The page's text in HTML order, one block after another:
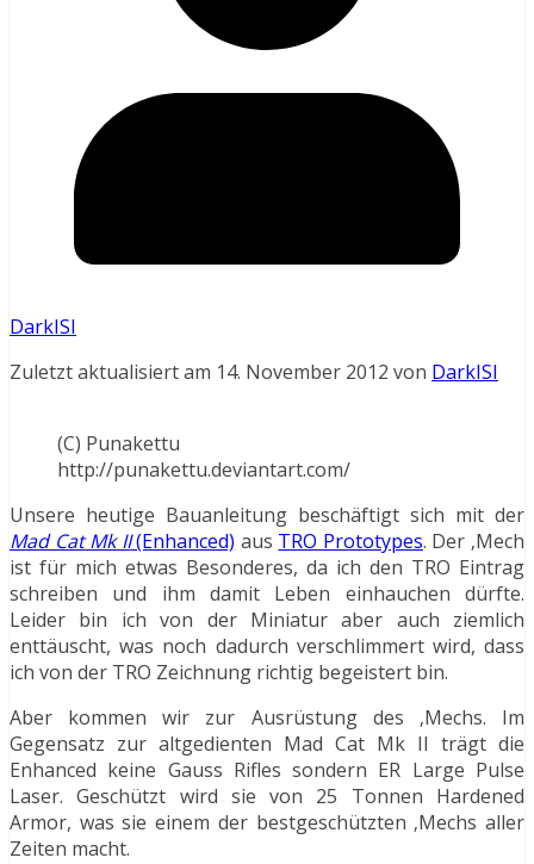
DarkISI
Zuletzt aktualisiert am 14. November 2012 von DarkISI
(C) Punakettu
http://punakettu.deviantart.com/
Unsere heutige Bauanleitung beschäftigt sich mit der
Mad Cat Mk II(Enhanced) aus TRO Prototypes. Der ‚Mech
ist für mich etwas Besonderes, da ich den TRO Eintrag
schreiben und ihm damit Leben einhauchen dürfte.
Leider bin ich von der Miniatur aber auch ziemlich
enttäuscht, was noch dadurch verschlimmert wird, dass
ich von der TRO Zeichnung richtig begeistert bin.
Aber kommen wir zur Ausrüstung des ‚Mechs. Im
Gegensatz zur altgedienten Mad Cat Mk II trägt die
Enhanced keine Gauss Rifles sondern ER Large Pulse
Laser. Geschützt wird sie von 25 Tonnen Hardened
Armor, was sie einem der bestgeschützten ‚Mechs aller
Zeiten macht.